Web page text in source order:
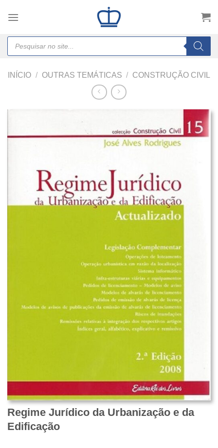
Products
search
INÍCIO / OUTRAS TEMÁTICAS / CONSTRUÇÃO CIVIL
Regime Jurídico da Urbanização e da
Edificação